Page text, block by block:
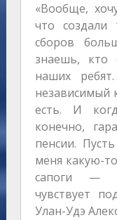
«Вообще,
что
сборов
знаешь, кто
наших
независимый
есть. И
конечно,
пенсии.
меня какую-
сапоги —
чувствует
Улан-Удэ